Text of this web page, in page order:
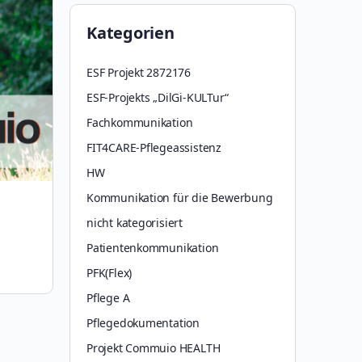
Kategorien
ESF Projekt 2872176
ESF-Projekts „DilGi-KULTur“
Fachkommunikation
FIT4CARE-Pflegeassistenz
HW
Kommunikation für die Bewerbung
nicht kategorisiert
Patientenkommunikation
PFK(Flex)
Pflege A
Pflegedokumentation
Projekt Commuio HEALTH